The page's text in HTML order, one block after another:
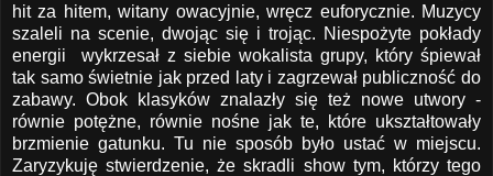
hit za hitem, witany owacyjnie, wręcz euforycznie. Muzycy
szaleli na scenie, dwojąc się i trojąc. Niespożyte pokłady
energii wykrzesał z siebie wokalista grupy, który śpiewał
tak samo świetnie jak przed laty i zagrzewał publiczność do
zabawy. Obok klasyków znalazły się też nowe utwory -
równie potężne, równie nośne jak te, które ukształtowały
brzmienie gatunku. Tu nie sposób było ustać w miejscu.
Zaryzykuję stwierdzenie, że skradli show tym, którzy tego